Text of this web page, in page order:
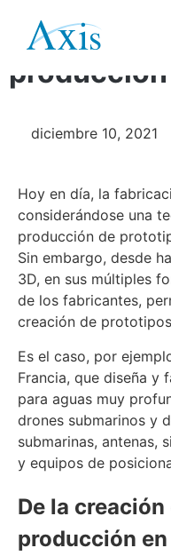
aditiva
de
diciembre 10, 2021
Hoy en día, la
considerándose una
producción de
Sin embargo, desde
3D, en sus múltiples
de los fabricantes,
creación de
Es el caso, por
Francia, que diseña y
para aguas muy
drones submarinos y
submarinas, antenas,
y equipos de
De la
producción